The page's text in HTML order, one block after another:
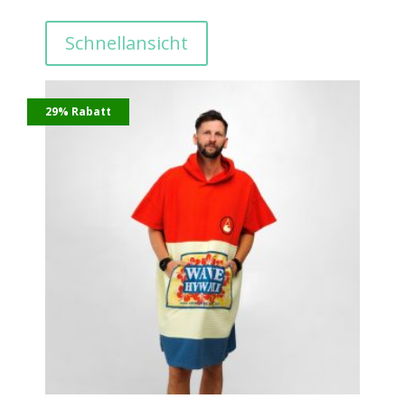
Schnellansicht
29% Rabatt